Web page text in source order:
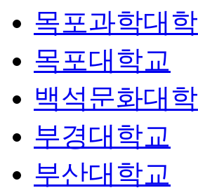
목포과학대학
목포대학교
백석문화대학
부경대학교
부산대학교